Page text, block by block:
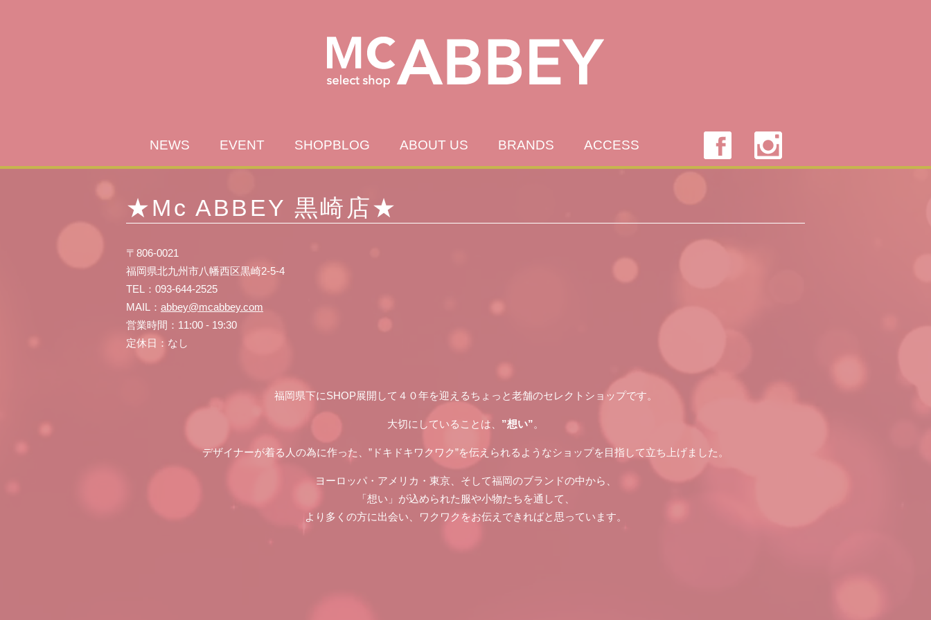
NEWS EVENT SHOPBLOG ABOUT US BRANDS ACCESS
★Mc ABBEY 黒崎店★
〒806-0021
福岡県北九州市八幡西区黒崎2-5-4
TEL：093-644-2525
MAIL： abbey@mcabbey.com
営業時間：11:00 - 19:30
定休日：なし
福岡県下にSHOP展開して４０年を迎えるちょっと老舗のセレクトショップです。
大切にしていることは、 ”想い”。
デザイナーが着る人の為に作った、”ドキドキワクワク”を伝えられるようなショップを目指して立ち上げました。
ヨーロッパ・アメリカ・東京、そして福岡のブランドの中から、
「想い」が込められた服や小物たちを通して、
より多くの方に出会い、ワクワクをお伝えできればと思っています。